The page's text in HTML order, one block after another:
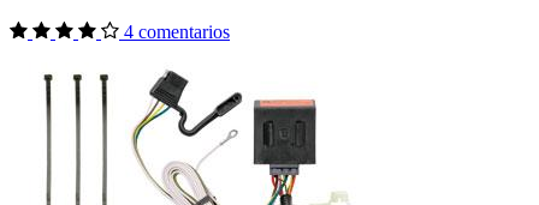
4 comentarios